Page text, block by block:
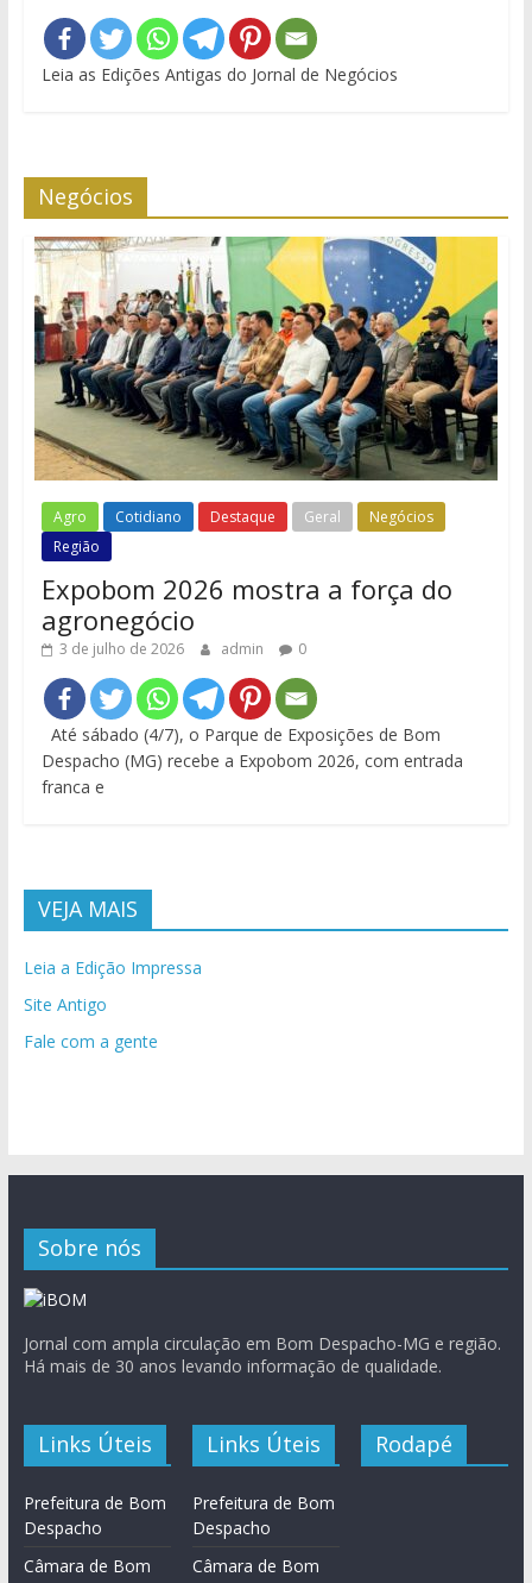
Leia as Edições Antigas do Jornal de Negócios
Negócios
Agro Cotidiano Destaque Geral
Negócios
Região
Expobom 2026 mostra a força do
agronegócio
3 de julho de 2026 admin 0
Até sábado (4/7), o Parque de Exposições de Bom
Despacho (MG) recebe a Expobom 2026, com entrada
franca e
VEJA MAIS
Leia a Edição Impressa
Site Antigo
Fale com a gente
Sobre nós
Jornal com ampla circulação em Bom Despacho-MG e região.
Há mais de 30 anos levando informação de qualidade.
Links Úteis
Prefeitura de Bom
Despacho
Câmara de Bom
Links Úteis
Prefeitura de Bom
Despacho
Câmara de Bom
Rodapé